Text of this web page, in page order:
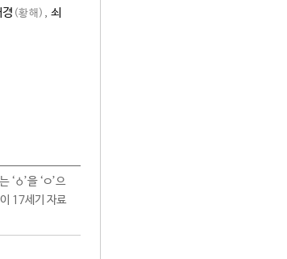
(황해) , 쇠
‘ㆁ’을 ‘ㅇ’으
이 17세기 자료